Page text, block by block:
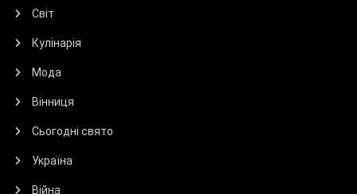
Світ
Кулінарія
Мода
Вінниця
Сьогодні свято
Україна
Війна